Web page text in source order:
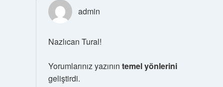
admin
Nazlıcan Tural!
Yorumlarınız yazının temel yönlerini
geliştirdi.